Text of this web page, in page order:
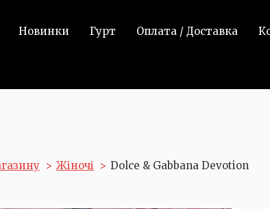
Новинки Гурт Оплата / Доставка
Жіночі Dolce & Gabbana Devotion